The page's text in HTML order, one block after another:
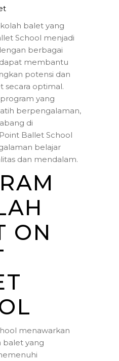
balet yang
School menjadi
berbagai
membantu
potensi dan
secara optimal.
yang
berpengalaman,
di
Ballet School
belajar
dan mendalam.
ON
menawarkan
balet yang